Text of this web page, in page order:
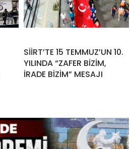
SİİRT’TE 15 TEMMUZ’UN 10.
YILINDA “ZAFER BİZİM,
İRADE BİZİM” MESAJI